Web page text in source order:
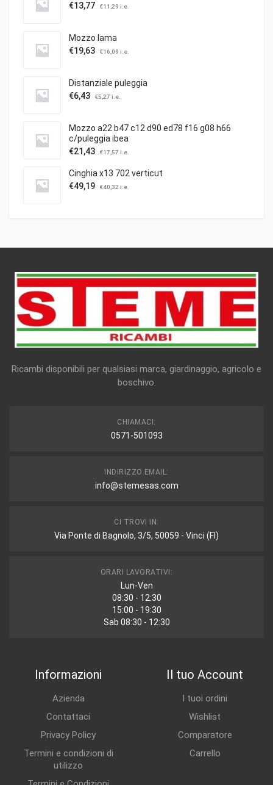
€13,77 €11,29 i.e.
Mozzo lama
€19,63 €16,09 i.e.
Distanziale puleggia
€6,43 €5,27 i.e.
Mozzo a22 b47 c12 d90 ed78 f16 g08 h66
c/puleggia ibea
€21,43 €17,57 i.e.
Cinghia x13 702 verticut
€49,19 €40,32 i.e.
Ricambi disponibili per qualsiasi marca, giardinaggio, agricolo e
boschivo.
CHIAMACI:
0571-501093
INDIRIZZO EMAIL:
info@stemesas.com
CI TROVI IN:
Via Ponte di Bagnolo, 3/5, 50059 - Vinci (FI)
ORARI LAVORATIVI:
Lun-Ven
08:30 - 12:30
15:00 - 19:30
Sab 08:30 - 12:30
Informazioni
Azienda
Contattaci
Privacy Policy
Termini e condizioni di
utilizzo
Il tuo Account
I tuoi ordini
Wishlist
Comparatore
Carrello